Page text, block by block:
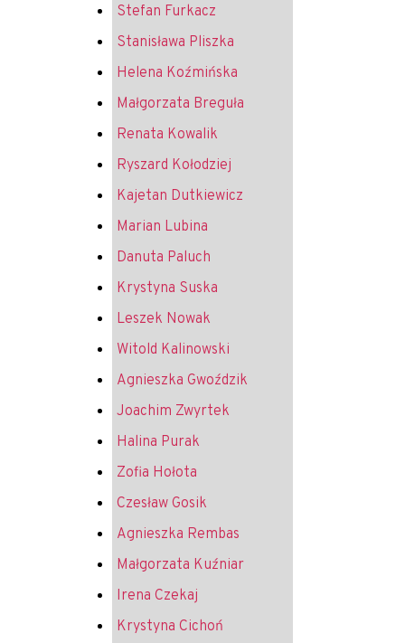
Stefan Furkacz
Stanisława Pliszka
Helena Koźmińska
Małgorzata Breguła
Renata Kowalik
Ryszard Kołodziej
Kajetan Dutkiewicz
Marian Lubina
Danuta Paluch
Krystyna Suska
Leszek Nowak
Witold Kalinowski
Agnieszka Gwoździk
Joachim Zwyrtek
Halina Purak
Zofia Hołota
Czesław Gosik
Agnieszka Rembas
Małgorzata Kuźniar
Irena Czekaj
Krystyna Cichoń